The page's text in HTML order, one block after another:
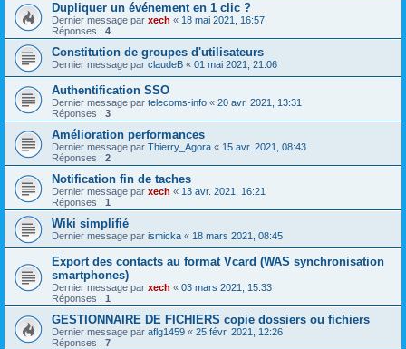
Dupliquer un événement en 1 clic ?
Dernier message par xech « 18 mai 2021, 16:57
Réponses : 4
Constitution de groupes d'utilisateurs
Dernier message par claudeB « 01 mai 2021, 21:06
Authentification SSO
Dernier message par telecoms-info « 20 avr. 2021, 13:31
Réponses : 3
Amélioration performances
Dernier message par Thierry_Agora « 15 avr. 2021, 08:43
Réponses : 2
Notification fin de taches
Dernier message par xech « 13 avr. 2021, 16:21
Réponses : 1
Wiki simplifié
Dernier message par ismicka « 18 mars 2021, 08:45
Export des contacts au format Vcard (WAS synchronisation
smartphones)
Dernier message par xech « 03 mars 2021, 15:33
Réponses : 1
GESTIONNAIRE DE FICHIERS copie dossiers ou fichiers
Dernier message par aflg1459 « 25 févr. 2021, 12:26
Réponses : 7